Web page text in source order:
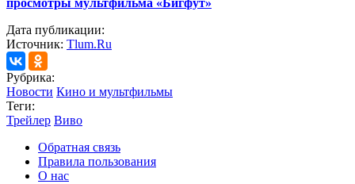
просмотры мультфильма «Бигфут»
Дата публикации:
Источник: Tlum.Ru
Рубрика:
Новости Кино и мультфильмы
Теги:
Трейлер Виво
Обратная связь
Правила пользования
О нас